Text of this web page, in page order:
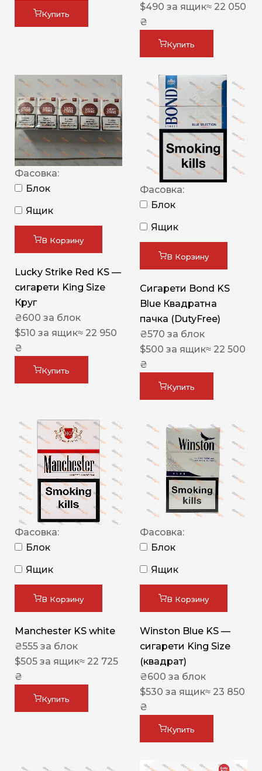
Купить
$490 за ящик≈ 22 050
₴
Купить
Фасовка:
Блок
Ящик
В Корзину
Lucky Strike Red KS —
сигарети King Size
Круг
₴600 за блок
$510 за ящик≈ 22 950
₴
Купить
Фасовка:
Блок
Ящик
В Корзину
Сигарети Bond KS
Blue Квадратна
пачка (DutyFree)
₴570 за блок
$500 за ящик≈ 22 500
₴
Купить
Фасовка:
Блок
Ящик
В Корзину
Manchester KS white
₴555 за блок
$505 за ящик≈ 22 725
₴
Купить
Фасовка:
Блок
Ящик
В Корзину
Winston Blue KS —
сигарети King Size
(квадрат)
₴600 за блок
$530 за ящик≈ 23 850
₴
Купить